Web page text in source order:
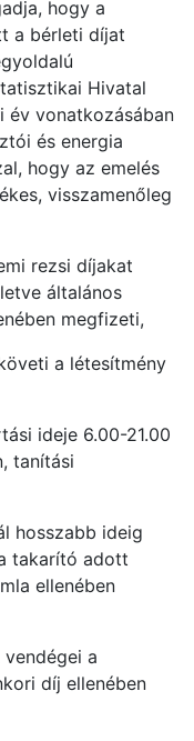
hogy a
a bérleti díjat
Hivatal
év vonatkozásában
és energia
hogy az emelés
visszamenőleg
rezsi díjakat
általános
megfizeti,
a létesítmény
ideje 6.00-21.00
tanítási
hosszabb ideig
takarító adott
ellenében
a
díj ellenében